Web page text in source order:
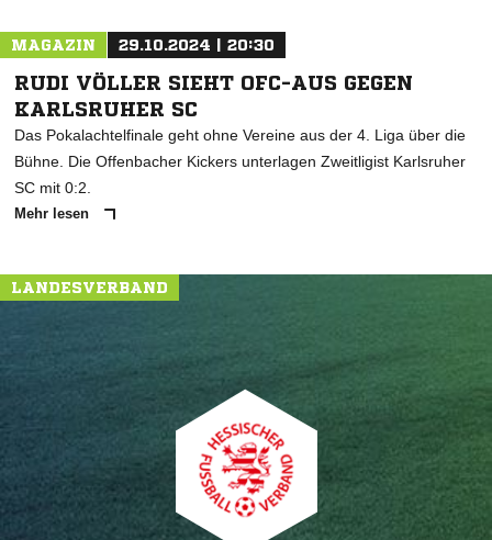
MAGAZIN 29.10.2024 | 20:30
RUDI VÖLLER SIEHT OFC-AUS GEGEN
KARLSRUHER SC
Das Pokalachtelfinale geht ohne Vereine aus der 4. Liga über die
Bühne. Die Offenbacher Kickers unterlagen Zweitligist Karlsruher
SC mit 0:2.
Mehr lesen
LANDESVERBAND